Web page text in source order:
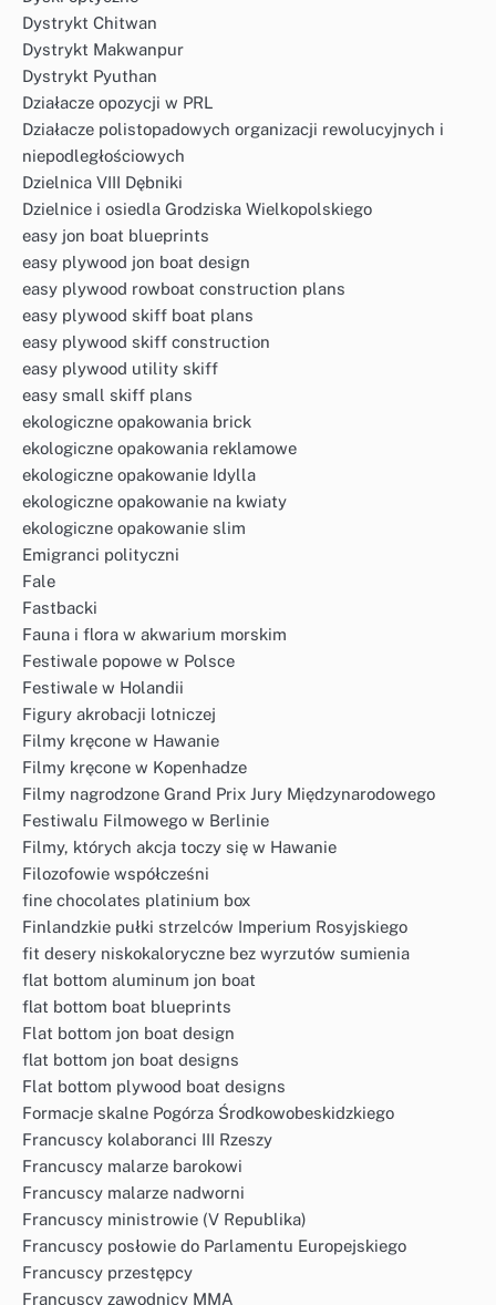
Dystrykt Chitwan
Dystrykt Makwanpur
Dystrykt Pyuthan
Działacze opozycji w PRL
Działacze polistopadowych organizacji rewolucyjnych i
niepodległościowych
Dzielnica VIII Dębniki
Dzielnice i osiedla Grodziska Wielkopolskiego
easy jon boat blueprints
easy plywood jon boat design
easy plywood rowboat construction plans
easy plywood skiff boat plans
easy plywood skiff construction
easy plywood utility skiff
easy small skiff plans
ekologiczne opakowania brick
ekologiczne opakowania reklamowe
ekologiczne opakowanie Idylla
ekologiczne opakowanie na kwiaty
ekologiczne opakowanie slim
Emigranci polityczni
Fale
Fastbacki
Fauna i flora w akwarium morskim
Festiwale popowe w Polsce
Festiwale w Holandii
Figury akrobacji lotniczej
Filmy kręcone w Hawanie
Filmy kręcone w Kopenhadze
Filmy nagrodzone Grand Prix Jury Międzynarodowego
Festiwalu Filmowego w Berlinie
Filmy, których akcja toczy się w Hawanie
Filozofowie współcześni
fine chocolates platinium box
Finlandzkie pułki strzelców Imperium Rosyjskiego
fit desery niskokaloryczne bez wyrzutów sumienia
flat bottom aluminum jon boat
flat bottom boat blueprints
Flat bottom jon boat design
flat bottom jon boat designs
Flat bottom plywood boat designs
Formacje skalne Pogórza Środkowobeskidzkiego
Francuscy kolaboranci III Rzeszy
Francuscy malarze barokowi
Francuscy malarze nadworni
Francuscy ministrowie (V Republika)
Francuscy posłowie do Parlamentu Europejskiego
Francuscy przestępcy
Francuscy zawodnicy MMA